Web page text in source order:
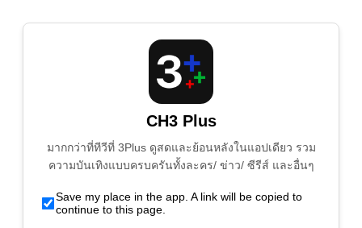
CH3 Plus
มากกว่าที่ทีวีที่ 3Plus ดูสดและย้อนหลังในแอปเดียว รวม
ความบันเทิงแบบครบครันทั้งละคร/ ข่าว/ ซีรีส์ และอื่นๆ
Save my place in the app. A link will be copied to
continue to this page.